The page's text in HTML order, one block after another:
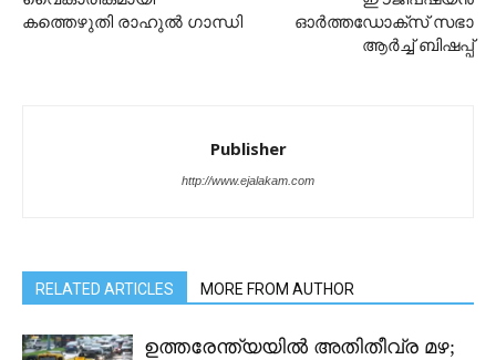
കത്തെഴുതി രാഹുൽ ഗാന്ധി
ഓർത്തഡോക്സ് സഭാ
ആർച്ച് ബിഷപ്പ്
Publisher
http://www.ejalakam.com
RELATED ARTICLES MORE FROM AUTHOR
ഉത്തരേന്ത്യയിൽ അതിതീവ്ര മഴ;